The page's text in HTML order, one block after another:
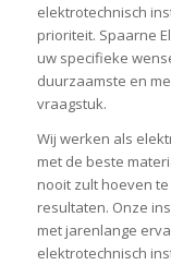
elektrotechnisch
prioriteit. Spaarne
uw specifieke
duurzaamste en
vraagstuk.
Wij werken als
met de beste
nooit zult hoeven
resultaten. Onze
met jarenlange
elektrotechnisch